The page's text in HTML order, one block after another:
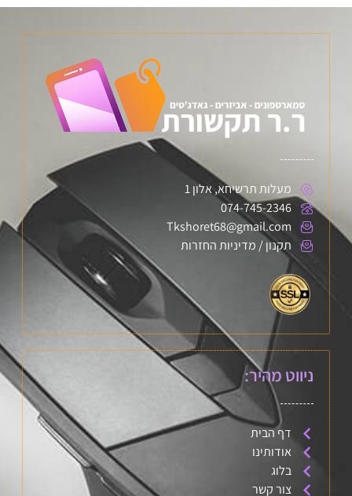
מעלות תרשיחא, אלון 1
074-745-2346
Tkshoret68@gmail.com
תקנון / מדיניות החזרות
ניווט מהיר:
דף הבית
אודותינו
בלוג
צור קשר